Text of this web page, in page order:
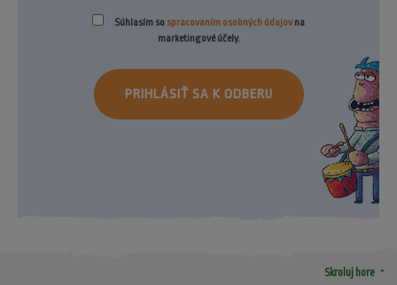
Súhlasím so spracovaním osobných údajovna
marketingové účely.
PRIHLÁSIŤ SA K ODBERU
Skroluj hore arrow_drop_up